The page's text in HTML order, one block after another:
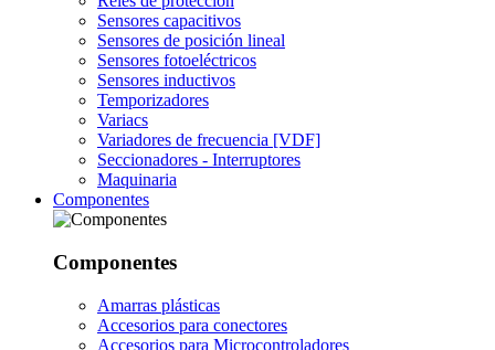
Sensores capacitivos
Sensores de posición lineal
Sensores fotoeléctricos
Sensores inductivos
Temporizadores
Variacs
Variadores de frecuencia [VDF]
Seccionadores - Interruptores
Maquinaria
Componentes
Componentes
Amarras plásticas
Accesorios para conectores
Accesorios para Microcontroladores